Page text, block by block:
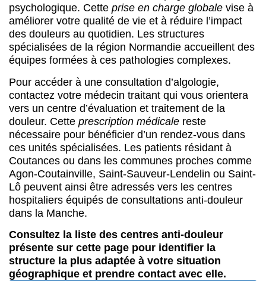
psychologique. Cette prise en charge globale vise à
améliorer votre qualité de vie et à réduire l’impact
des douleurs au quotidien. Les structures
spécialisées de la région Normandie accueillent des
équipes formées à ces pathologies complexes.
Pour accéder à une consultation d’algologie,
contactez votre médecin traitant qui vous orientera
vers un centre d’évaluation et traitement de la
douleur. Cette prescription médicale reste
nécessaire pour bénéficier d’un rendez-vous dans
ces unités spécialisées. Les patients résidant à
Coutances ou dans les communes proches comme
Agon-Coutainville, Saint-Sauveur-Lendelin ou Saint-
Lô peuvent ainsi être adressés vers les centres
hospitaliers équipés de consultations anti-douleur
dans la Manche.
Consultez la liste des centres anti-douleur
présente sur cette page pour identifier la
structure la plus adaptée à votre situation
géographique et prendre contact avec elle.